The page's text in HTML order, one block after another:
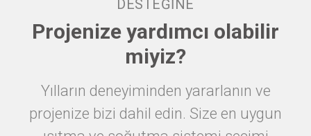
DESTEĞİNE
Projenize yardımcı olabilir
miyiz?
Yılların deneyiminden yararlanın ve
projenize bizi dahil edin. Size en uygun